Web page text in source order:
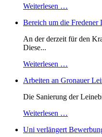
Weiterlesen …
Bereich um die Fredener
An der derzeit für den
Diese...
Weiterlesen …
Arbeiten an Gronauer
Die Sanierung der
Weiterlesen …
Uni verlängert